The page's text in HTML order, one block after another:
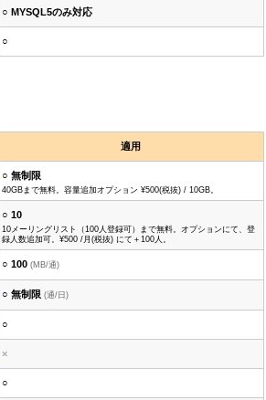
○ MYSQL5のみ対応
○
適用
○ 無制限
40GBまで無料。容量追加オプション ¥500(税抜) / 10GB。
○ 10
10メーリングリスト（100人登録可）まで無料。オプションにて、登
録人数追加可。¥500 /月(税抜) にて＋100人。
○ 100 (MB/通)
○ 無制限 (通/日)
○
×
○